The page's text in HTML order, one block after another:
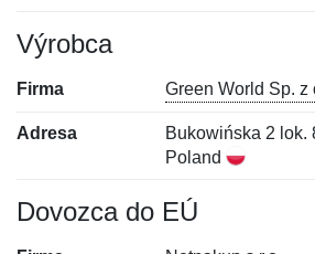
Výrobca
Firma Green World Sp. z
Adresa
Bukowińska 2 lok.
Poland
Dovozca do EÚ